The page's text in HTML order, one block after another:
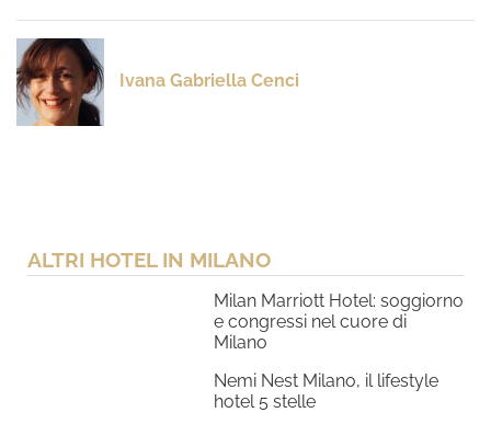
Ivana Gabriella Cenci
ALTRI HOTEL IN MILANO
Milan Marriott Hotel: soggiorno
e congressi nel cuore di
Milano
Nemi Nest Milano, il lifestyle
hotel 5 stelle